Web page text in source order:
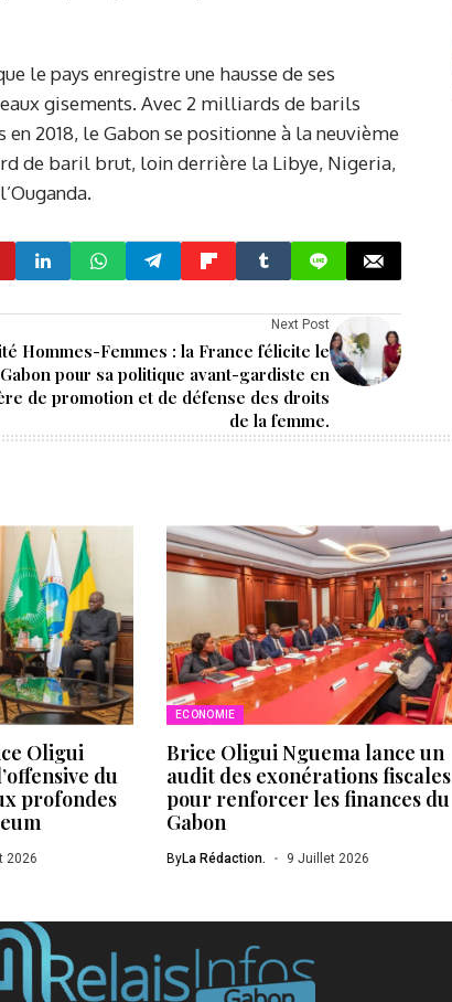
le pays enregistre une hausse de ses
gisements. Avec 2 milliards de barils
2018, le Gabon se positionne à la neuvième
de baril brut, loin derrière la Libye, Nigeria,
Next Post
Hommes-Femmes : la France félicite le
Gabon pour sa politique avant-gardiste en
de promotion et de défense des droits
de la femme.
Oligui
du
profondes
2026
ECONOMIE
Brice Oligui Nguema lance un
audit des exonérations fiscales
pour renforcer les finances du
Gabon
ByLa Rédaction. 9 Juillet 2026